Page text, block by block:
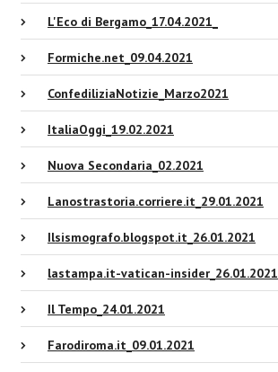
L'Eco di Bergamo_17.04.2021_
Formiche.net_09.04.2021
ConfediliziaNotizie_Marzo2021
ItaliaOggi_19.02.2021
Nuova Secondaria_02.2021
Lanostrastoria.corriere.it_29.01.2021
Ilsismografo.blogspot.it_26.01.2021
lastampa.it-vatican-insider_26.01.2021
Il Tempo_24.01.2021
Farodiroma.it_09.01.2021